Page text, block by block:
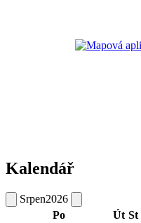
Kalendář
Srpen2026
Po
Út St